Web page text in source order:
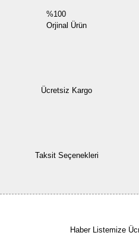
%100
Orjinal Ürün
Ücretsiz Kargo
Taksit Seçenekleri
Haber Listemize